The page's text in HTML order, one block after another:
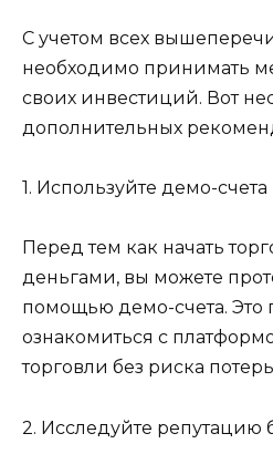
С учетом всех
необходимо принимать
своих инвестиций. Вот
дополнительных
1. Используйте демо-счета
Перед тем как начать
деньгами, вы можете
помощью демо-счета. Это
ознакомиться с
торговли без риска
2. Исследуйте репутацию